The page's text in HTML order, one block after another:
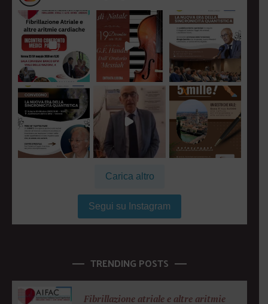
Carica altro
Segui su Instagram
TRENDING POSTS
Fibrillazione atriale e altre aritmie